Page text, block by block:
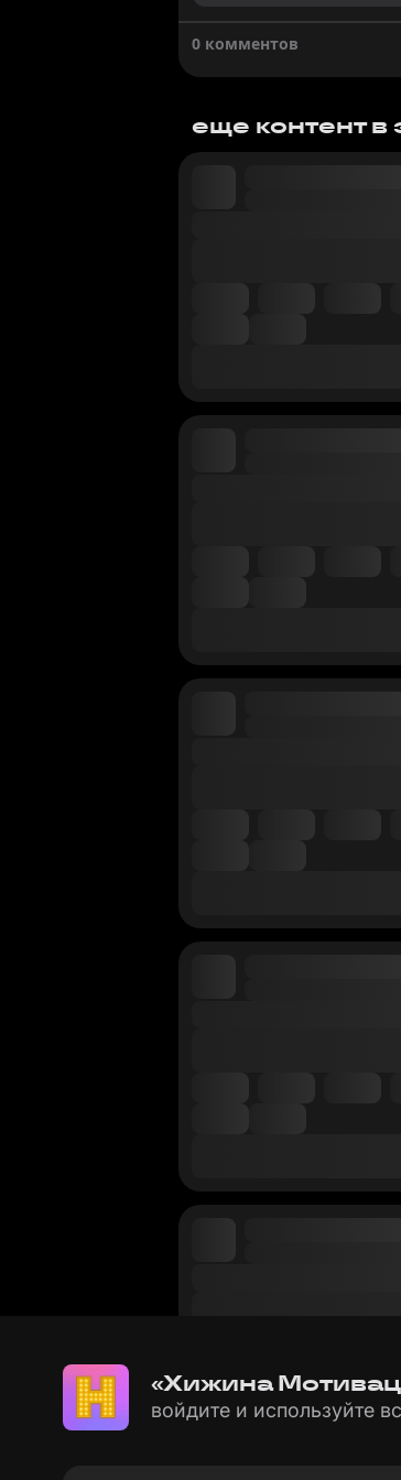
0 комментов
еще контент в
«Хижина
войдите и используйте